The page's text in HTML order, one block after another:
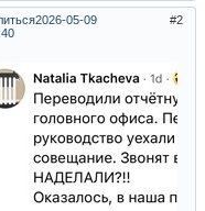
2
2026-05-09